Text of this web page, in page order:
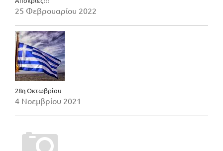
25 Φεβρουαρίου 2022
28η Οκτωβρίου
4 Νοεμβρίου 2021